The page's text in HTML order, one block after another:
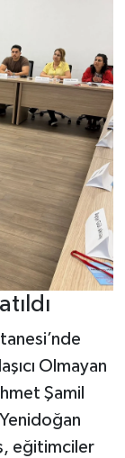
Olmayan
Şamil
eğitimciler